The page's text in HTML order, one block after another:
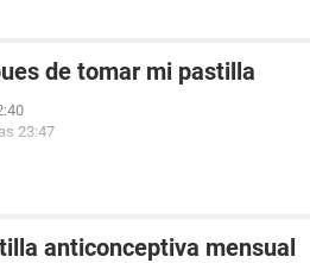
de tomar mi pastilla
23:47
anticonceptiva mensual